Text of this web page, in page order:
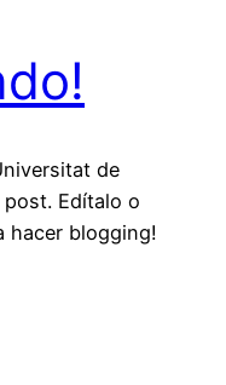
de
post. Edítalo o
hacer blogging!